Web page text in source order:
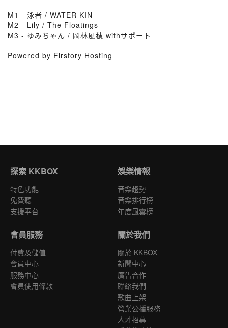
M1 - 泳者 / WATER KIN
M2 - Lily / The Floatings
M3 - ゆみちゃん / 岡林風穂 withサポート
Powered by Firstory Hosting
探索 KKBOX
特色功能
免費聽
支援平台
娛樂情報
音樂趨勢
音樂排行榜
年度風雲榜
會員服務
付費及儲值
會員中心
服務中心
會員使用條款
關於我們
關於 KKBOX
新聞中心
廣告合作
聯絡我們
歌曲上架
營業公播服務
人才招募